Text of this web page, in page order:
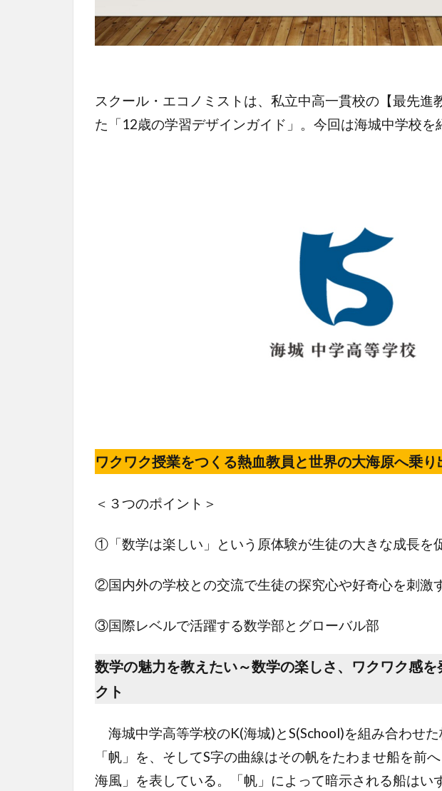
スクール・エコノミストは、私立中高一貫校の【最先進
た「12歳の学習デザインガイド」。今回は海城中学校を
ワクワク授業をつくる熱血教員と世界の大海原へ乗り
＜３つのポイント＞
①「数学は楽しい」という原体験が生徒の大きな成長を
②国内外の学校との交流で生徒の探究心や好奇心を刺激
③国際レベルで活躍する数学部とグローバル部
数学の魅力を教えたい～数学の楽しさ、ワクワク感を
クト
海城中学高等学校のK(海城)とS(School)を組み合わせ
「帆」を、そしてS字の曲線はその帆をたわませ船を前
海風」を表している。「帆」によって暗示される船はい